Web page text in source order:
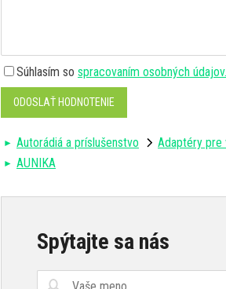
Súhlasím so spracovaním osobných údajov.
ODOSLAŤ HODNOTENIE
Autorádiá a príslušenstvo Adaptéry pre
AUNIKA
Spýtajte sa nás